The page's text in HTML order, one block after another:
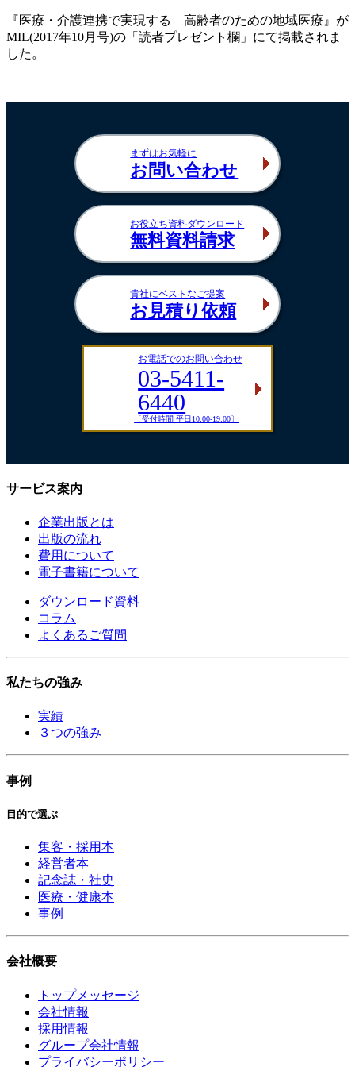
『医療・介護連携で実現する 高齢者のための地域医療』が
MIL(2017年10月号)の「読者プレゼント欄」にて掲載されま
した。
まずはお気軽に
お問い合わせ
お役立ち資料ダウンロード
無料資料請求
貴社にベストなご提案
お見積り依頼
お電話でのお問い合わせ
03-5411-
6440
〔受付時間 平日10:00-19:00〕
サービス案内
企業出版とは
出版の流れ
費用について
電子書籍について
ダウンロード資料
コラム
よくあるご質問
私たちの強み
実績
３つの強み
事例
目的で選ぶ
集客・採用本
経営者本
記念誌・社史
医療・健康本
事例
会社概要
トップメッセージ
会社情報
採用情報
グループ会社情報
プライバシーポリシー